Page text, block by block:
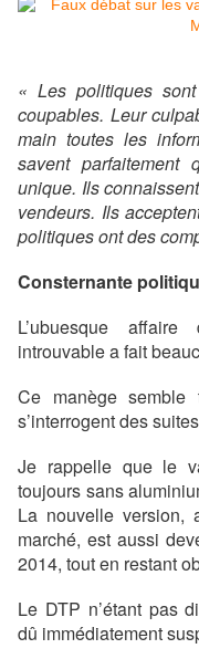
« Les politiques
coupables. Leur
main toutes les
savent parfaitement
unique. Ils
vendeurs. Ils
politiques ont des
Consternante
L’ubuesque
introuvable a fait
Ce manège semble
s’interrogent des
Je rappelle que le
toujours sans
La nouvelle version,
marché, est aussi
2014, tout en restant
Le DTP n’étant pas
dû immédiatement